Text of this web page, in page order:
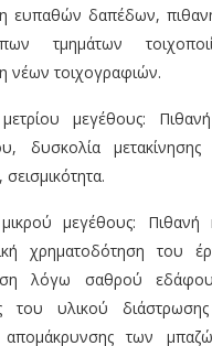
ευπαθών δαπέδων,
τμημάτων
νέων τοιχογραφιών.
μετρίου μεγέθους:
δυσκολία
μεγέθους: Πιθανή
χρηματοδότηση του
λόγω σαθρού
του υλικού
απομάκρυνσης των